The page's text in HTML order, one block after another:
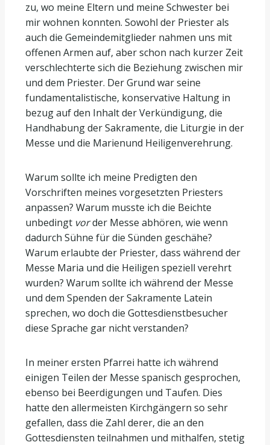
zu, wo meine Eltern und meine Schwester bei
mir wohnen konnten. Sowohl der Priester als
auch die Gemeindemitglieder nahmen uns mit
offenen Armen auf, aber schon nach kurzer Zeit
verschlechterte sich die Beziehung zwischen mir
und dem Priester. Der Grund war seine
fundamentalistische, konservative Haltung in
bezug auf den Inhalt der Verkündigung, die
Handhabung der Sakramente, die Liturgie in der
Messe und die Marienund Heiligenverehrung.
Warum sollte ich meine Predigten den
Vorschriften meines vorgesetzten Priesters
anpassen? Warum musste ich die Beichte
unbedingt vorder Messe abhören, wie wenn
dadurch Sühne für die Sünden geschähe?
Warum erlaubte der Priester, dass während der
Messe Maria und die Heiligen speziell verehrt
wurden? Warum sollte ich während der Messe
und dem Spenden der Sakramente Latein
sprechen, wo doch die Gottesdienstbesucher
diese Sprache gar nicht verstanden?
In meiner ersten Pfarrei hatte ich während
einigen Teilen der Messe spanisch gesprochen,
ebenso bei Beerdigungen und Taufen. Dies
hatte den allermeisten Kirchgängern so sehr
gefallen, dass die Zahl derer, die an den
Gottesdiensten teilnahmen und mithalfen, stetig